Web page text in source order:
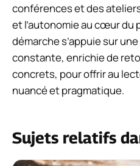
conférences et des
et l’autonomie au cœur du
démarche s’appuie sur
constante, enrichie de
concrets, pour offrir au
nuancé et pragmatique.
Sujets relatifs